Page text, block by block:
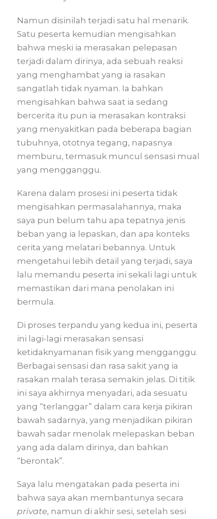
Namun disinilah terjadi satu hal menarik.
Satu peserta kemudian mengisahkan
bahwa meski ia merasakan pelepasan
terjadi dalam dirinya, ada sebuah reaksi
yang menghambat yang ia rasakan
sangatlah tidak nyaman. Ia bahkan
mengisahkan bahwa saat ia sedang
bercerita itu pun ia merasakan kontraksi
yang menyakitkan pada beberapa bagian
tubuhnya, ototnya tegang, napasnya
memburu, termasuk muncul sensasi mual
yang mengganggu.
Karena dalam prosesi ini peserta tidak
mengisahkan permasalahannya, maka
saya pun belum tahu apa tepatnya jenis
beban yang ia lepaskan, dan apa konteks
cerita yang melatari bebannya. Untuk
mengetahui lebih detail yang terjadi, saya
lalu memandu peserta ini sekali lagi untuk
memastikan dari mana penolakan ini
bermula.
Di proses terpandu yang kedua ini, peserta
ini lagi-lagi merasakan sensasi
ketidaknyamanan fisik yang mengganggu.
Berbagai sensasi dan rasa sakit yang ia
rasakan malah terasa semakin jelas. Di titik
ini saya akhirnya menyadari, ada sesuatu
yang “terlanggar” dalam cara kerja pikiran
bawah sadarnya, yang menjadikan pikiran
bawah sadar menolak melepaskan beban
yang ada dalam dirinya, dan bahkan
“berontak”.
Saya lalu mengatakan pada peserta ini
bahwa saya akan membantunya secara
private, namun di akhir sesi, setelah sesi